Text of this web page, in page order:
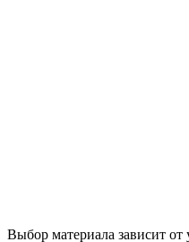
Выбор материала зависит